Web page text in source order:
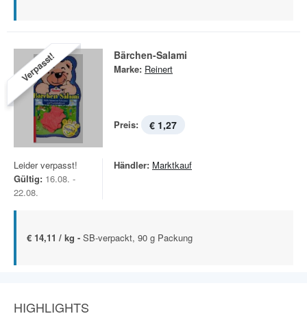
Verpasst! Bärchen-Salami
Marke: Reinert
Preis: € 1,27
Leider verpasst!
Gültig: 16.08. -
22.08.
Händler: Marktkauf
€ 14,11 / kg - SB-verpackt, 90 g Packung
HIGHLIGHTS